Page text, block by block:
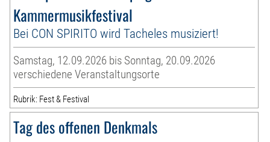
Kammermusikfestival
Bei CON SPIRITO wird Tacheles musiziert!
Samstag, 12.09.2026 bis Sonntag, 20.09.2026
verschiedene Veranstaltungsorte
Rubrik: Fest & Festival
Tag des offenen Denkmals